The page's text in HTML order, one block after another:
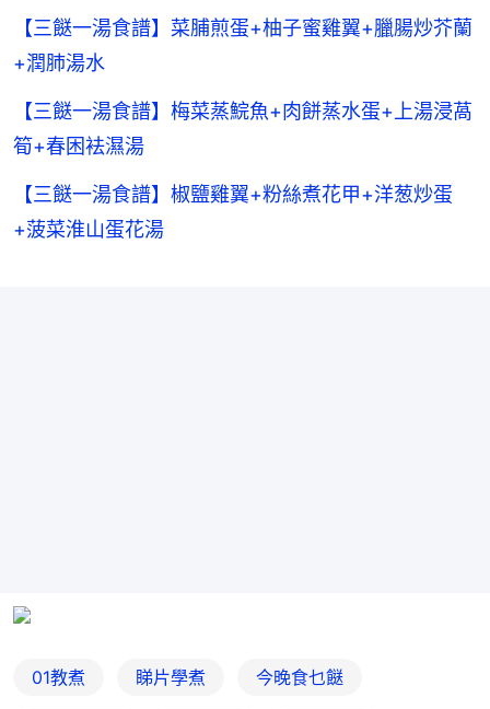
【三餸一湯食譜】菜脯煎蛋+柚子蜜雞翼+臘腸炒芥蘭
+潤肺湯水
【三餸一湯食譜】梅菜蒸鯇魚+肉餅蒸水蛋+上湯浸萵
筍+春困袪濕湯
【三餸一湯食譜】椒鹽雞翼+粉絲煮花甲+洋葱炒蛋
+菠菜淮山蛋花湯
01教煮 睇片學煮 今晚食乜餸